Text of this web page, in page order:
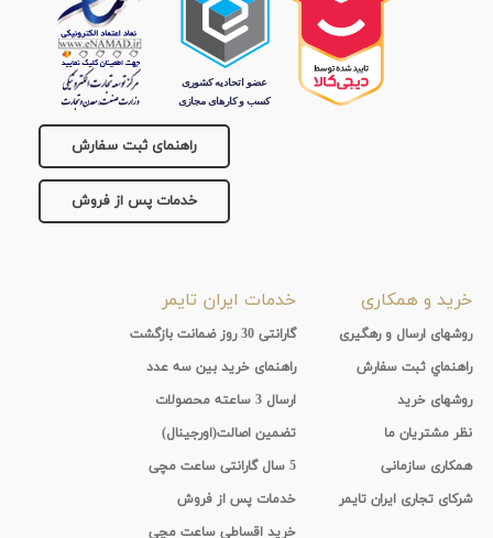
راهنمای ثبت سفارش
خدمات پس از فروش
خرید و همکاری
روشهای ارسال و رهگیری
راهنماي ثبت سفارش
روشهای خرید
نظر مشتریان ما
همکاری سازمانی
شرکای تجاری ایران تایمر
خدمات ایران تایمر
گارانتی 30 روز ضمانت بازگشت
راهنمای خرید بین سه عدد
ارسال 3 ساعته محصولات
تضمین اصالت(اورجینال)
5 سال گارانتی ساعت مچی
خدمات پس از فروش
خرید اقساطی ساعت مچی